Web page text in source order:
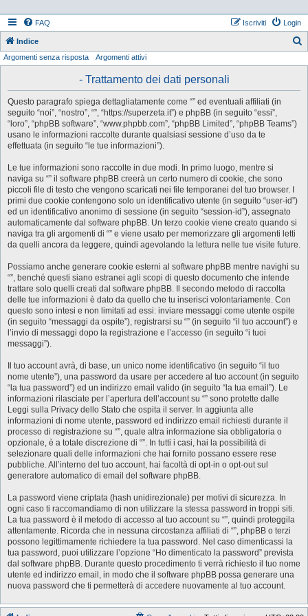
FAQ Login
Iscriviti
Indice
Argomenti senza risposta Argomenti attivi
- Trattamento dei dati personali
Questo paragrafo spiega dettagliatamente come “” ed eventuali affiliati (in
seguito “noi”, “nostro”, “”, “https://superzeta.it”) e phpBB (in seguito “essi”,
“loro”, “phpBB software”, “www.phpbb.com”, “phpBB Limited”, “phpBB Teams”)
usano le informazioni raccolte durante qualsiasi sessione d’uso da te
effettuata (in seguito “le tue informazioni”).
Le tue informazioni sono raccolte in due modi. In primo luogo, mentre si
naviga su “” il software phpBB creerà un certo numero di cookie, che sono
piccoli file di testo che vengono scaricati nei file temporanei del tuo browser. I
primi due cookie contengono solo un identificativo utente (in seguito “user-id”)
ed un identificativo anonimo di sessione (in seguito “session-id”), assegnato
automaticamente dal software phpBB. Un terzo cookie viene creato quando si
naviga tra gli argomenti di “” e viene usato per memorizzare gli argomenti letti
da quelli ancora da leggere, quindi agevolando la lettura nelle tue visite future.
Possiamo anche generare cookie esterni al software phpBB mentre navighi su
“”, benché questi siano estranei agli scopi di questo documento che intende
trattare solo quelli creati dal software phpBB. Il secondo metodo di raccolta
delle tue informazioni è dato da quello che tu inserisci volontariamente. Con
questo sono intesi e non limitati ad essi: inviare messaggi come utente ospite
(in seguito “messaggi da ospite”), registrarsi su “” (in seguito “il tuo account”) e
l’invio di messaggi dopo la registrazione e l’accesso (in seguito “i tuoi
messaggi”).
Il tuo account avrà, di base, un unico nome identificativo (in seguito “il tuo
nome utente”), una password da usare per accedere al tuo account (in seguito
“la tua password”) ed un indirizzo email valido (in seguito “la tua email”). Le
informazioni rilasciate per l’apertura dell’account su “” sono protette dalle
Leggi sulla Privacy dello Stato che ospita il server. In aggiunta alle
informazioni di nome utente, password ed indirizzo email richiesti durante il
processo di registrazione su “”, quale altra informazione sia obbligatoria o
opzionale, è a totale discrezione di “”. In tutti i casi, hai la possibilità di
selezionare quali delle informazioni che hai fornito possano essere rese
pubbliche. All’interno del tuo account, hai facoltà di opt-in o opt-out sul
generatore automatico di email del software phpBB.
La password viene criptata (hash unidirezionale) per motivi di sicurezza. In
ogni caso ti raccomandiamo di non utilizzare la stessa password in troppi siti.
La tua password è il metodo di accesso al tuo account su “”, quindi proteggila
attentamente. Ricorda che in nessuna circostanza affiliati di “”, phpBB o terzi
possono legittimamente richiedere la tua password. Nel caso dimenticassi la
tua password, puoi utilizzare l’opzione “Ho dimenticato la password” prevista
dal software phpBB. Durante questo procedimento ti verrà richiesto il tuo nome
utente ed indirizzo email, in modo che il software phpBB possa generare una
nuova password che ti permetterà di accedere nuovamente al tuo account.